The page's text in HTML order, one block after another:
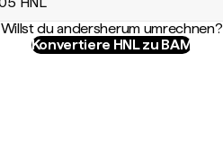
Willst du andersherum umrechnen?
Konvertiere HNL zu BAM